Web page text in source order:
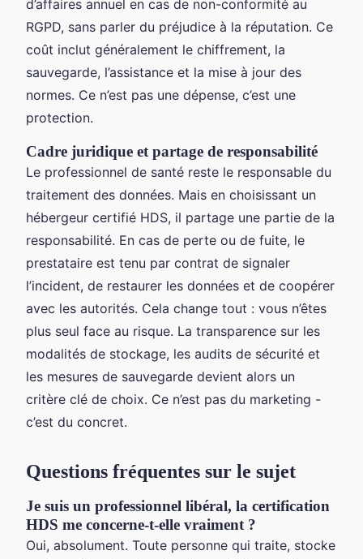
d’affaires annuel en cas de non-conformité au
RGPD, sans parler du préjudice à la réputation. Ce
coût inclut généralement le chiffrement, la
sauvegarde, l’assistance et la mise à jour des
normes. Ce n’est pas une dépense, c’est une
protection.
Cadre juridique et partage de responsabilité
Le professionnel de santé reste le responsable du
traitement des données. Mais en choisissant un
hébergeur certifié HDS, il partage une partie de la
responsabilité. En cas de perte ou de fuite, le
prestataire est tenu par contrat de signaler
l’incident, de restaurer les données et de coopérer
avec les autorités. Cela change tout : vous n’êtes
plus seul face au risque. La transparence sur les
modalités de stockage, les audits de sécurité et
les mesures de sauvegarde devient alors un
critère clé de choix. Ce n’est pas du marketing -
c’est du concret.
Questions fréquentes sur le sujet
Je suis un professionnel libéral, la certification
HDS me concerne-t-elle vraiment ?
Oui, absolument. Toute personne qui traite, stocke